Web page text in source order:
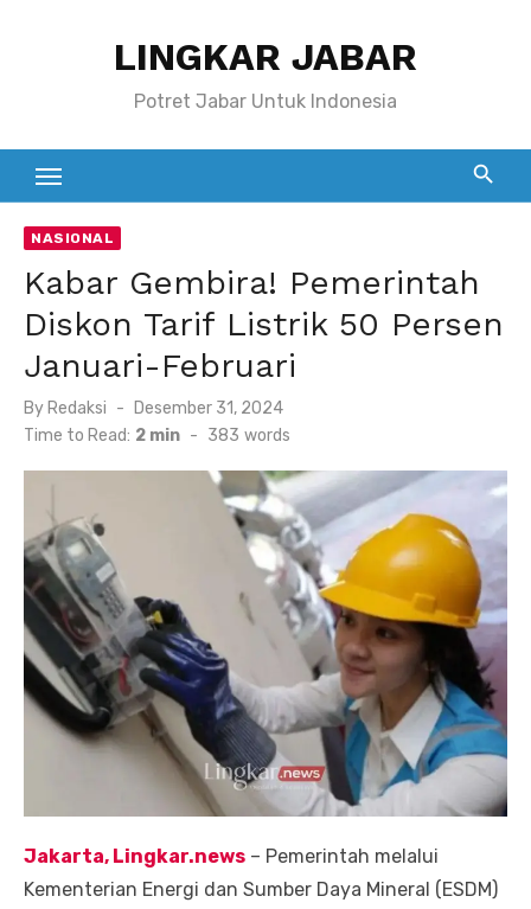
LINGKAR JABAR
Potret Jabar Untuk Indonesia
NASIONAL
Kabar Gembira! Pemerintah
Diskon Tarif Listrik 50 Persen
Januari-Februari
By Redaksi
Posted
on
Desember 31, 2024
Time to Read: 2 min - 383 words
Jakarta, Lingkar.news – Pemerintah melalui
Kementerian Energi dan Sumber Daya Mineral (ESDM)